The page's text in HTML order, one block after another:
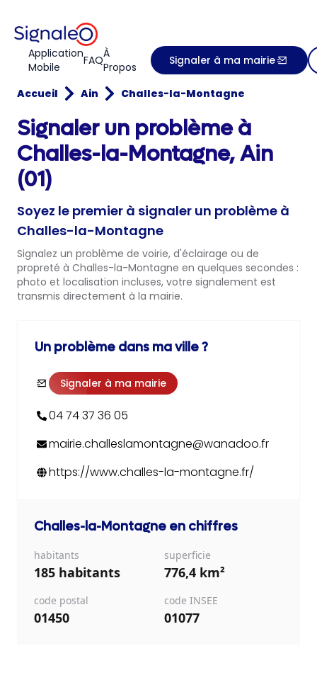
Application
Mobile
FAQÀ
Propos
Signaler à ma mairie
Accueil Ain Challes-la-Montagne
Signaler un problème à
Challes-la-Montagne, Ain
(01)
Soyez le premier à signaler un problème à
Challes-la-Montagne
Signalez un problème de voirie, d'éclairage ou de
propreté à Challes-la-Montagne en quelques secondes :
photo et localisation incluses, votre signalement est
transmis directement à la mairie.
Un problème dans ma ville ?
Signaler à ma mairie
04 74 37 36 05
mairie.challeslamontagne@wanadoo.fr
https://www.challes-la-montagne.fr/
Challes-la-Montagne en chiffres
habitants
185 habitants
superficie
776,4 km²
code postal
01450
code INSEE
01077